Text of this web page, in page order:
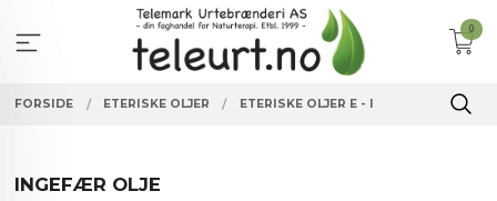
innholdet
0
FORSIDE ETERISKE OLJER ETERISKE OLJER E - I
INGEFÆR OLJE